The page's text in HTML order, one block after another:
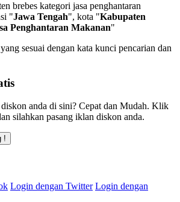
brebes kategori jasa penghantaran
"Jawa Tengah", kota "Kabupaten
Penghantaran Makanan"
sesuai dengan kata kunci pencarian dan
anda di sini? Cepat dan Mudah. Klik
silahkan pasang iklan diskon anda.
Login dengan Twitter Login dengan